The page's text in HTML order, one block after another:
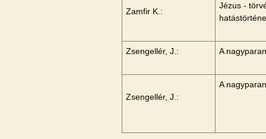
Zamfir K.:
Jézus -
Zsengellér, J.: A
Zsengellér, J.:
A